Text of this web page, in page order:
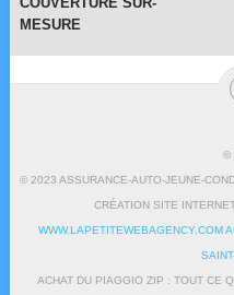
MESURE
©
© 2023 ASSURANCE-AUTO-JEUNE-
CRÉATION SITE
WWW.LAPETITEWEBAGENCY.COM
ACHAT DU PIAGGIO ZIP : TOUT CE